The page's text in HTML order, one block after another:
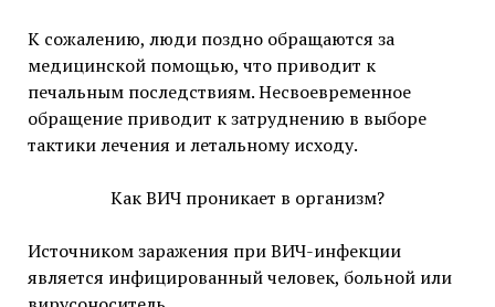
К сожалению, люди поздно обращаются за
медицинской помощью, что приводит к
печальным последствиям. Несвоевременное
обращение приводит к затруднению в выборе
тактики лечения и летальному исходу.
Как ВИЧ проникает в организм?
Источником заражения при ВИЧ-инфекции
является инфицированный человек, больной или